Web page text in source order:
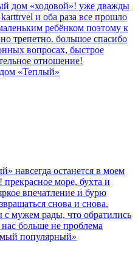
дом «ходовой»! уже дважды
и оба раза все прошло
ребёнком поэтому к
трепетно. большое спасибо
вопросах, быстрое
отношение!
навсегда останется в моем
море, бухта и
впечатление и бурю
снова и снова.
с мужем рады, что обратились
больше не проблема